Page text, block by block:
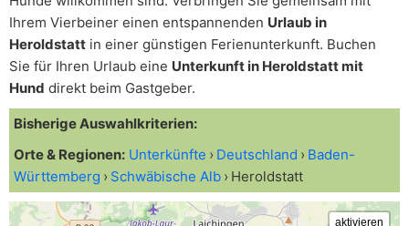
Ihrem Vierbeiner einen entspannenden Urlaub in
Heroldstatt in einer günstigen Ferienunterkunft. Buchen
Sie für Ihren Urlaub eine Unterkunft in Heroldstatt mit
Hund direkt beim Gastgeber.
Bisherige Auswahlkriterien:
Orte & Regionen: Unterkünfte Deutschland
Baden-
Württemberg
Schwäbische Alb Heroldstatt